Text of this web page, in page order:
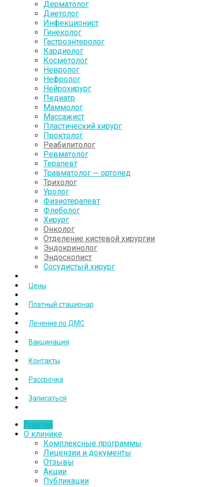
Дерматолог
Диетолог
Инфекционист
Гинеколог
Гастроэнтеролог
Кардиолог
Косметолог
Невролог
Нефролог
Нейрохирург
Педиатр
Маммолог
Массажист
Пластический хирург
Проктолог
Реабилитолог
Ревматолог
Терапевт
Травматолог — ортопед
Трихолог
Уролог
Физиотерапевт
Флеболог
Хирург
Онколог
Отделение кистевой хирургии
Эндокринолог
Эндоскопист
Сосудистый хирург
Цены
Платный стационар
Лечение по ДМС
Вакцинация
Контакты
Рассрочка
Записаться
Главная
О клинике
Комплексные программы
Лицензии и документы
Отзывы
Акции
Публикации